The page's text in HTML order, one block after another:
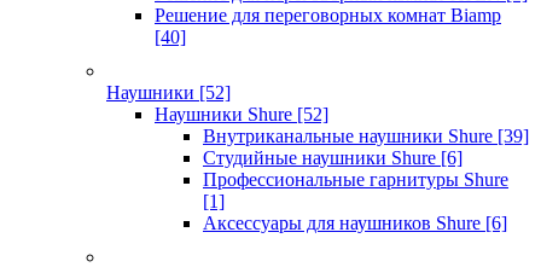
Решение для переговорных комнат Biamp
[40]
Наушники [52]
Наушники Shure [52]
Внутриканальные наушники Shure [39]
Студийные наушники Shure [6]
Профессиональные гарнитуры Shure
[1]
Аксессуары для наушников Shure [6]